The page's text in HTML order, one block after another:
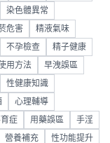
染色體異常
危害 精液氣味
不孕檢查 精子健康
用方法 早洩誤區
性健康知識
心理輔導
症 用藥誤區 手淫
營養補充 性功能提升